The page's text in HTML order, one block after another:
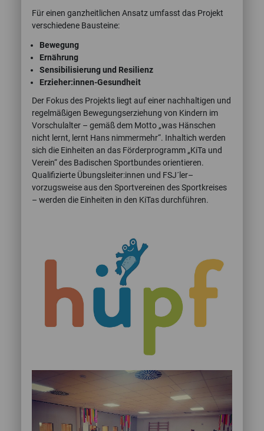
Für einen ganzheitlichen Ansatz umfasst das Projekt
verschiedene Bausteine:
Bewegung
Ernährung
Sensibilisierung und Resilienz
Erzieher:innen-Gesundheit
Der Fokus des Projekts liegt auf einer nachhaltigen und
regelmäßigen Bewegungserziehung von Kindern im
Vorschulalter – gemäß dem Motto „was Hänschen
nicht lernt, lernt Hans nimmermehr“. Inhaltich werden
sich die Einheiten an das Förderprogramm „KiTa und
Verein“ des Badischen Sportbundes orientieren.
Qualifizierte Übungsleiter:innen und FSJ´ler–
vorzugsweise aus den Sportvereinen des Sportkreises
– werden die Einheiten in den KiTas durchführen.